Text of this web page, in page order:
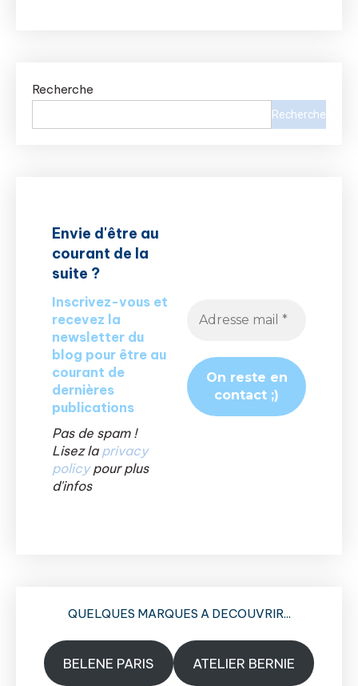
Recherche
Recherche
Envie d'être au
courant de la
suite ?
Inscrivez-vous et
recevez la
newsletter du
blog pour être au
courant de
dernières
publications
Pas de spam !
Lisez la privacy
policypour plus
d'infos
QUELQUES MARQUES A DECOUVRIR...
BELENE PARIS ATELIER BERNIE